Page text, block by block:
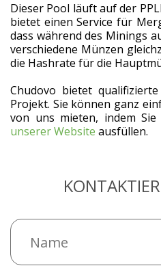
Dieser Pool läuft auf der
bietet einen Service für
dass während des Minings
verschiedene Münzen
die Hashrate für die
Chudovo bietet
Projekt. Sie können ganz
von uns mieten, indem Sie
unserer Website ausfüllen.